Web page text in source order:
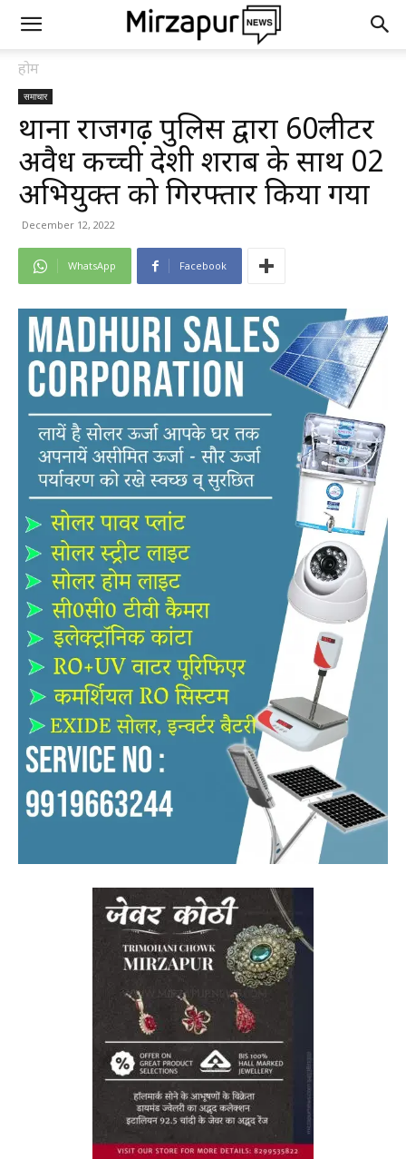
होम
समाचार
थाना राजगढ़ पुलिस द्वारा 60लीटर
अवैध कच्ची देशी शराब के साथ 02
अभियुक्त को गिरफ्तार किया गया
December 12, 2022
WhatsApp Facebook